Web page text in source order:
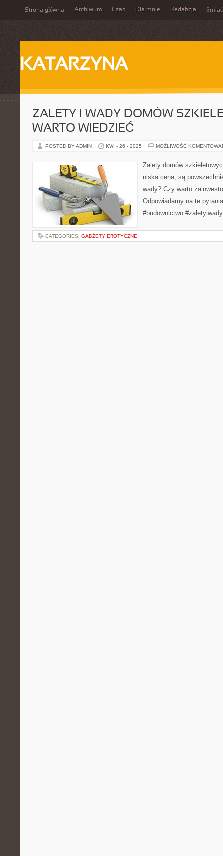
Strona główna Archiwum Czas Dla mnie Redakcja Śmiać
KATARZYNA
ZALETY I WADY DOMÓW
WARTO WIEDZIEĆ
POSTED BY ADMIN KWI - 26 - 2025 MOŻLIWOŚĆ
Zalety domów
niska cena, są
wady? Czy warto
Odpowiadamy na te
#budownictwo #zaletyiwady
CATEGORIES: GADŻETY EROTYCZNE